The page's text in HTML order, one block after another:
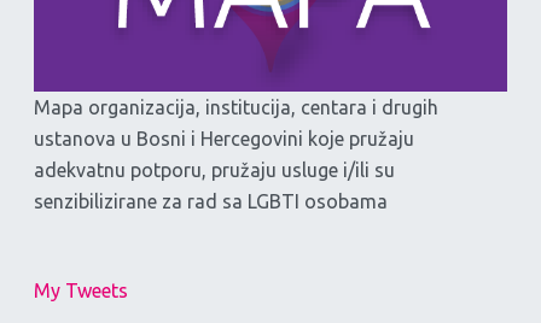
Mapa organizacija, institucija, centara i drugih
ustanova u Bosni i Hercegovini koje pružaju
adekvatnu potporu, pružaju usluge i/ili su
senzibilizirane za rad sa LGBTI osobama
My Tweets